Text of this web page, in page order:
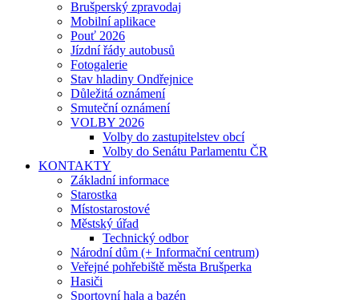
Brušperský zpravodaj
Mobilní aplikace
Pouť 2026
Jízdní řády autobusů
Fotogalerie
Stav hladiny Ondřejnice
Důležitá oznámení
Smuteční oznámení
VOLBY 2026
Volby do zastupitelstev obcí
Volby do Senátu Parlamentu ČR
KONTAKTY
Základní informace
Starostka
Místostarostové
Městský úřad
Technický odbor
Národní dům (+ Informační centrum)
Veřejné pohřebiště města Brušperka
Hasiči
Sportovní hala a bazén